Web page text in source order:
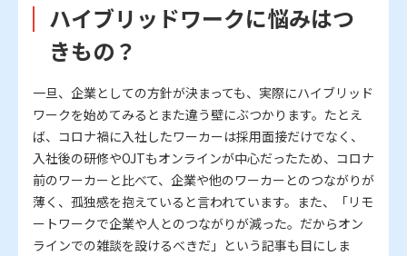
ハイブリッドワークに悩みはつ
きもの？
一旦、企業としての方針が決まっても、実際にハイブリッド
ワークを始めてみるとまた違う壁にぶつかります。たとえ
ば、コロナ禍に入社したワーカーは採用面接だけでなく、
入社後の研修やOJTもオンラインが中心だったため、コロナ
前のワーカーと比べて、企業や他のワーカーとのつながりが
薄く、孤独感を抱えていると言われています。また、「リモ
ートワークで企業や人とのつながりが減った。だからオン
ラインでの雑談を設けるべきだ」という記事も目にしま